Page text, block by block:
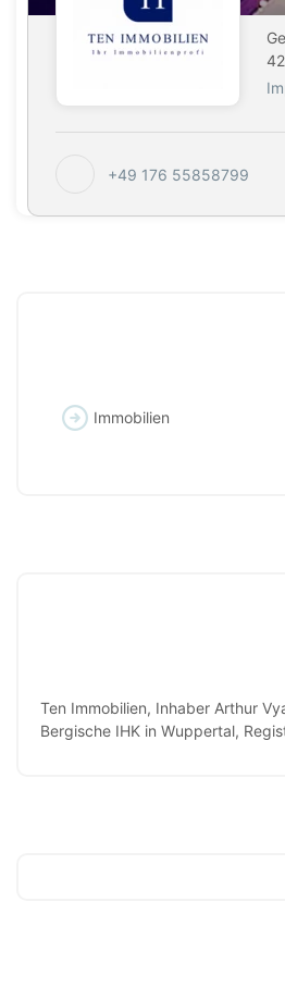
+49 176 55858799
Immobilien
Ten Immobilien, Inhaber Arthur
Bergische IHK in Wuppertal,